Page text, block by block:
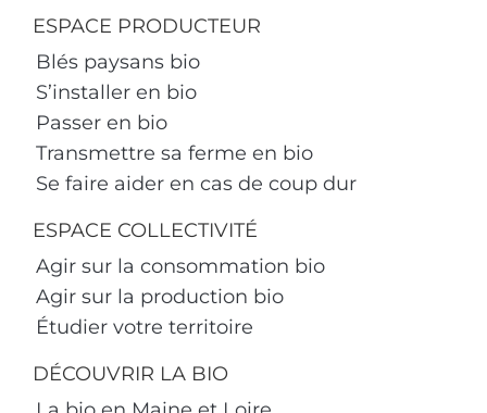
ESPACE PRODUCTEUR
Blés paysans bio
S’installer en bio
Passer en bio
Transmettre sa ferme en bio
Se faire aider en cas de coup dur
ESPACE COLLECTIVITÉ
Agir sur la consommation bio
Agir sur la production bio
Étudier votre territoire
DÉCOUVRIR LA BIO